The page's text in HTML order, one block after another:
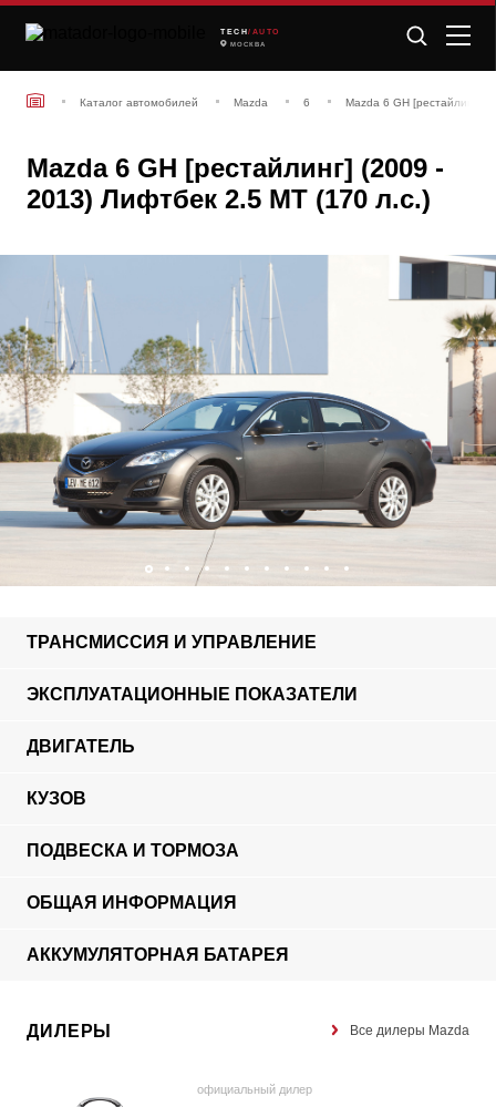
TECH /AUTO
МОСКВА
Каталог автомобилей Mazda 6 Mazda 6 GH [рестайлинг]
Mazda 6 GH [рестайлинг] (2009 -
2013) Лифтбек 2.5 MT (170 л.с.)
ТРАНСМИССИЯ И УПРАВЛЕНИЕ
ЭКСПЛУАТАЦИОННЫЕ ПОКАЗАТЕЛИ
ДВИГАТЕЛЬ
КУЗОВ
ПОДВЕСКА И ТОРМОЗА
ОБЩАЯ ИНФОРМАЦИЯ
АККУМУЛЯТОРНАЯ БАТАРЕЯ
ДИЛЕРЫ Все дилеры Mazda
официальный дилер